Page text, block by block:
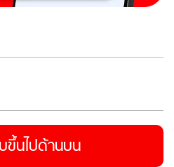
ขึ้นไปด้านบน